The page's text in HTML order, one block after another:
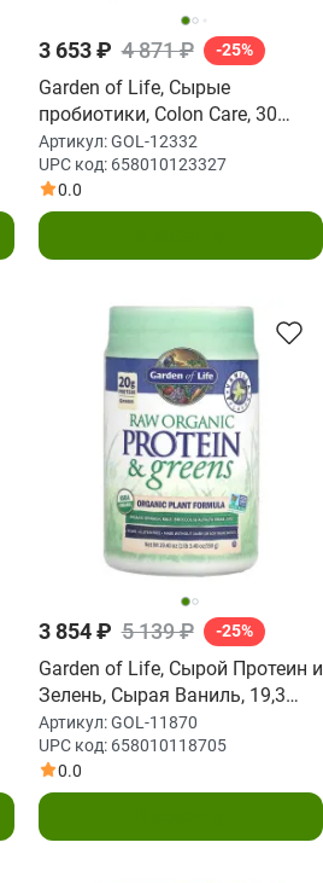
3 653 ₽ 4 871 ₽ -25%
Garden of Life, Сырые
пробиотики, Colon Care, 30
вегетарианских капсул
Артикул:GOL-12332
UPC код: 658010123327
0.0
3 854 ₽ 5 139 ₽ -25%
Garden of Life, Сырой Протеин и
Зелень, Сырая Ваниль, 19,3
унций (548 г)
Артикул:GOL-11870
UPC код: 658010118705
0.0